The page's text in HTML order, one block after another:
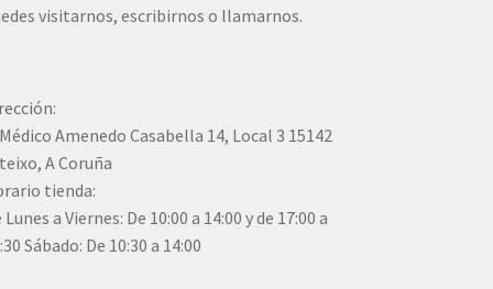
visitarnos, escribirnos o llamarnos.
Amenedo Casabella 14, Local 3 15142
A Coruña
tienda:
Lunes a Viernes: De 10:00 a 14:00 y de 17:00 a
Sábado: De 10:30 a 14:00